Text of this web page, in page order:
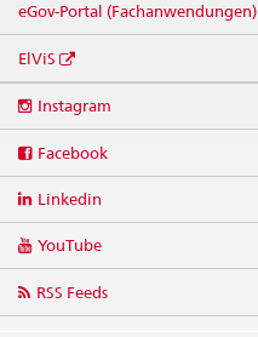
eGov-Portal (Fachanwendungen)
ElViS
media
Instagram
Facebook
Linkedin
YouTube
RSS Feeds